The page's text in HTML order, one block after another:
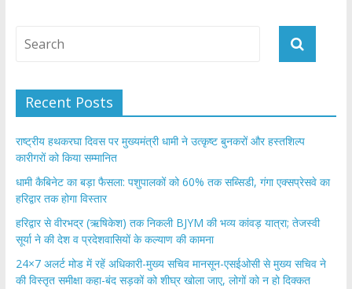
Recent Posts
राष्ट्रीय हथकरघा दिवस पर मुख्यमंत्री धामी ने उत्कृष्ट बुनकरों और हस्तशिल्प
कारीगरों को किया सम्मानित
​धामी कैबिनेट का बड़ा फैसला: पशुपालकों को 60% तक सब्सिडी, गंगा एक्सप्रेसवे का
हरिद्वार तक होगा विस्तार
​हरिद्वार से वीरभद्र (ऋषिकेश) तक निकली BJYM की भव्य कांवड़ यात्रा; तेजस्वी
सूर्या ने की देश व प्रदेशवासियों के कल्याण की कामना
24×7 अलर्ट मोड में रहें अधिकारी-मुख्य सचिव मानसून-एसईओसी से मुख्य सचिव ने
की विस्तृत समीक्षा कहा-बंद सड़कों को शीघ्र खोला जाए, लोगों को न हो दिक्कत